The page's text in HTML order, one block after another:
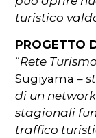
turistico
PROGETTO
“Rete
Sugiyama –
di un
stagionali
traffico